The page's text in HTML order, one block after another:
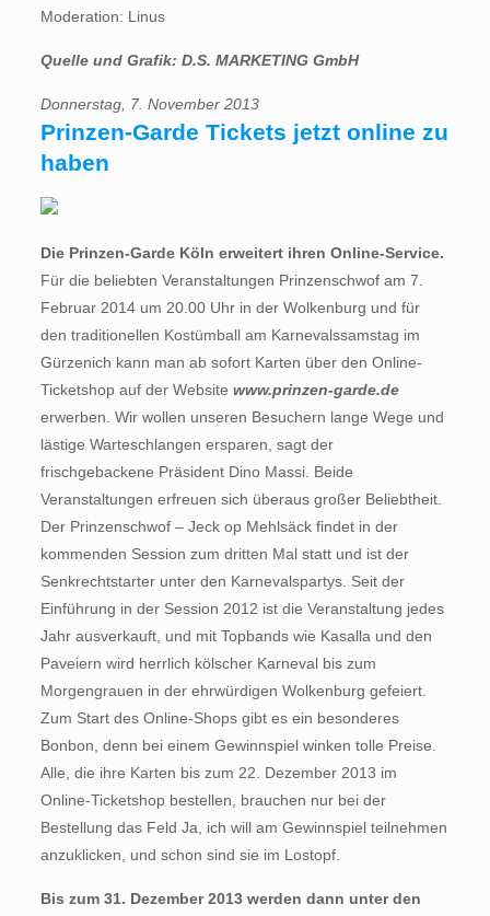
Moderation: Linus
Quelle und Grafik: D.S. MARKETING GmbH
Donnerstag, 7. November 2013
Prinzen-Garde Tickets jetzt online zu
haben
Die Prinzen-Garde Köln erweitert ihren Online-Service.
Für die beliebten Veranstaltungen Prinzenschwof am 7.
Februar 2014 um 20.00 Uhr in der Wolkenburg und für
den traditionellen Kostümball am Karnevalssamstag im
Gürzenich kann man ab sofort Karten über den Online-
Ticketshop auf der Website www.prinzen-garde.de
erwerben. Wir wollen unseren Besuchern lange Wege und
lästige Warteschlangen ersparen, sagt der
frischgebackene Präsident Dino Massi. Beide
Veranstaltungen erfreuen sich überaus großer Beliebtheit.
Der Prinzenschwof – Jeck op Mehlsäck findet in der
kommenden Session zum dritten Mal statt und ist der
Senkrechtstarter unter den Karnevalspartys. Seit der
Einführung in der Session 2012 ist die Veranstaltung jedes
Jahr ausverkauft, und mit Topbands wie Kasalla und den
Paveiern wird herrlich kölscher Karneval bis zum
Morgengrauen in der ehrwürdigen Wolkenburg gefeiert.
Zum Start des Online-Shops gibt es ein besonderes
Bonbon, denn bei einem Gewinnspiel winken tolle Preise.
Alle, die ihre Karten bis zum 22. Dezember 2013 im
Online-Ticketshop bestellen, brauchen nur bei der
Bestellung das Feld Ja, ich will am Gewinnspiel teilnehmen
anzuklicken, und schon sind sie im Lostopf.
Bis zum 31. Dezember 2013 werden dann unter den